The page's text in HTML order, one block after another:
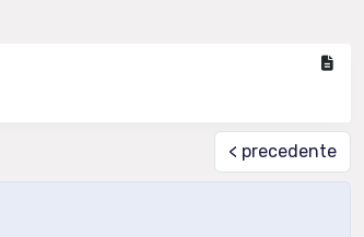
< precedente